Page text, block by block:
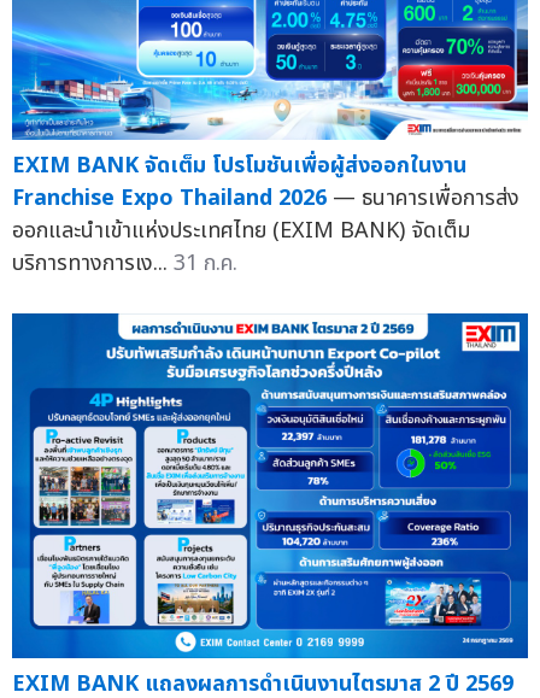
EXIM BANK จัดเต็ม โปรโมชันเพื่อผู้ส่งออกในงาน
Franchise Expo Thailand 2026 — ธนาคารเพื่อการส่ง
ออกและนำเข้าแห่งประเทศไทย (EXIM BANK) จัดเต็ม
บริการทางการเง... 31 ก.ค.
EXIM BANK แถลงผลการดำเนินงานไตรมาส 2 ปี 2569